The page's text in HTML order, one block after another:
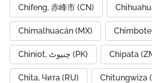
Chifeng, 赤峰市 (CN)
Chimalhuacán (MX) Chimbote
Chiniot, چنیوٹ (PK) Chipata
Chita, Чита (RU) Chitungwiza